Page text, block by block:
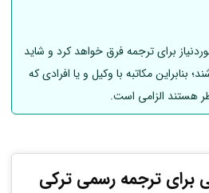
برای ترجمه فرق خواهد کرد و شاید
بنابراین مکاتبه با وکیل و یا افرادی که
هستند الزامی است.
برای ترجمه رسمی ترکی